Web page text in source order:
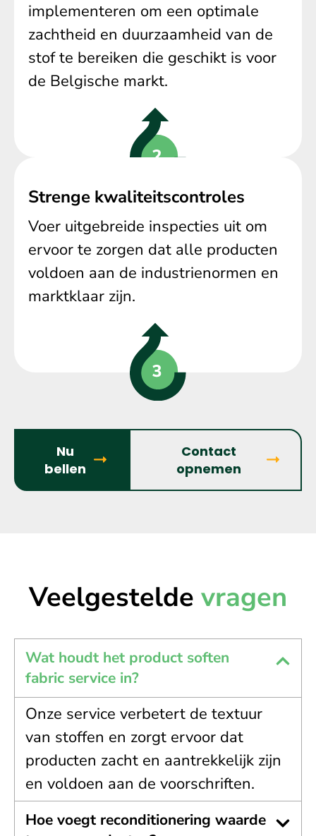
implementeren om een optimale
zachtheid en duurzaamheid van de
stof te bereiken die geschikt is voor
de Belgische markt.
Strenge kwaliteitscontroles
Voer uitgebreide inspecties uit om
ervoor te zorgen dat alle producten
voldoen aan de industrienormen en
marktklaar zijn.
Nu
bellen
Contact
opnemen
Veelgestelde vragen
Wat houdt het product soften
fabric service in?
Onze service verbetert de textuur
van stoffen en zorgt ervoor dat
producten zacht en aantrekkelijk zijn
en voldoen aan de voorschriften.
Hoe voegt reconditionering waarde